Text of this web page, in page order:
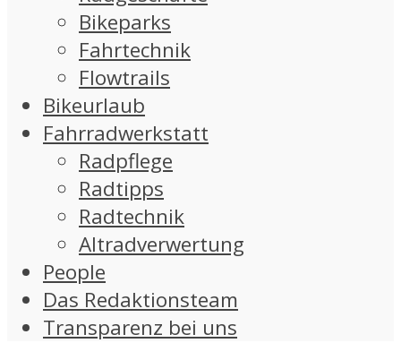
Bikeparks
Fahrtechnik
Flowtrails
Bikeurlaub
Fahrradwerkstatt
Radpflege
Radtipps
Radtechnik
Altradverwertung
People
Das Redaktionsteam
Transparenz bei uns